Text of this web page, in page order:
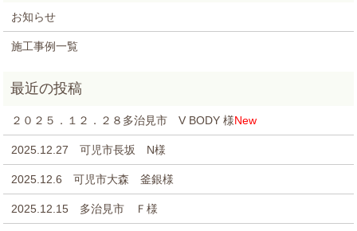
お知らせ
施工事例一覧
２０２５．１２．２８多治見市 V BODY 様New
2025.12.27 可児市長坂 N様
2025.12.6 可児市大森 釜銀様
2025.12.15 多治見市 Ｆ様